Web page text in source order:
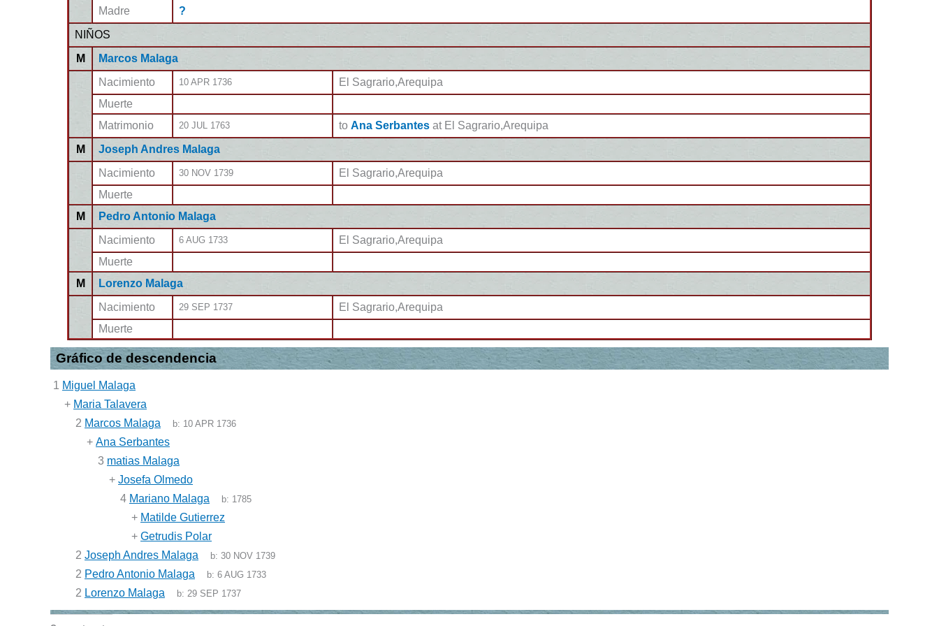
Madre
?
NIÑOS
M
Marcos Malaga
Nacimiento
10 APR 1736
El Sagrario,Arequipa
Muerte
Matrimonio
20 JUL 1763 to Ana Serbantes at El Sagrario,Arequipa
M
Joseph Andres Malaga
Nacimiento
30 NOV 1739
El Sagrario,Arequipa
Muerte
M
Pedro Antonio Malaga
Nacimiento
6 AUG 1733
El Sagrario,Arequipa
Muerte
M
Lorenzo Malaga
Nacimiento
29 SEP 1737
El Sagrario,Arequipa
Muerte
Gráfico de descendencia
1 Miguel Malaga
+ Maria Talavera
2 Marcos Malaga b: 10 APR 1736
+ Ana Serbantes
3 matias Malaga
+ Josefa Olmedo
4 Mariano Malaga b: 1785
+ Matilde Gutierrez
+ Getrudis Polar
2 Joseph Andres Malaga b:30 NOV 1739
2 Pedro Antonio Malaga b:6 AUG 1733
2 Lorenzo Malaga b:29 SEP 1737